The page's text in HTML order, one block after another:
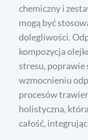
chemiczny i
mogą być
dolegliwości.
kompozycja
stresu, poprawie
wzmocnieniu
procesów
holistyczna,
całość,